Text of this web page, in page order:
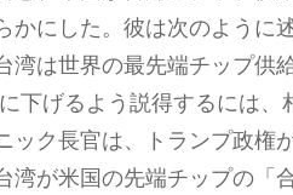
かにした。彼は次のように
湾は世界の最先端チップ供
下げるよう説得するには、
ック長官は、トランプ政権
湾が米国の先端チップの「